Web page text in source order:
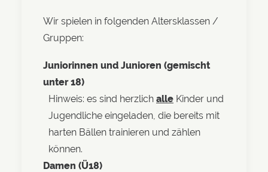
Wir spielen in folgenden Altersklassen /
Gruppen:
Juniorinnen und Junioren (gemischt
unter 18)
Hinweis: es sind herzlich alle Kinder und
Jugendliche eingeladen, die bereits mit
harten Bällen trainieren und zählen
können.
Damen (Ü18)